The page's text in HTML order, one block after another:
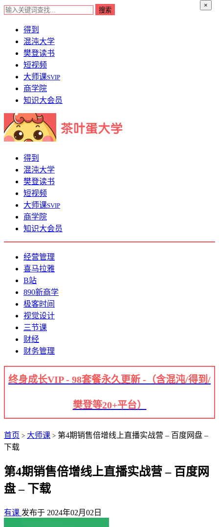
×
得到
混沌大学
樊登读书
短视频
大师课SVIP
商学院
知识大会员
得到
混沌大学
樊登读书
短视频
大师课SVIP
商学院
知识大会员
经营管理
喜马拉雅
B站
890新商学
极客时间
视觉设计
三节课
财经
财务管理
终身成长VIP - 98套餐永久更新 -（含混沌/得到/
樊登等20+平台）
首页 > 大师课 > 第4期销售倍增线上直播实战营 – 百度网盘 –
下载
第4期销售倍增线上直播实战营 – 百度网
盘 – 下载
有课 发布于 2024年02月02日